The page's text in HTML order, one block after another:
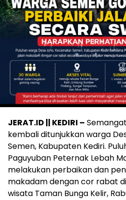
JERAT.ID || KEDIRI –
kembali ditunjukkan warga
Semen, Kabupaten Kediri.
Paguyuban Peternak Lebah
melakukan perbaikan dan
makadam dengan cor rabat
wisata Taman Bunga Kelir,